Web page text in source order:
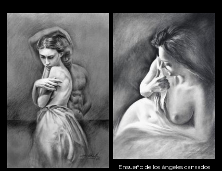
Ensueño de los ángeles cansados